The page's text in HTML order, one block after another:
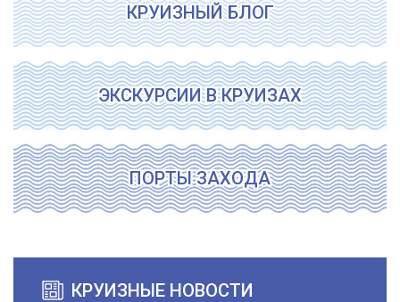
КРУИЗНЫЙ БЛОГ
ЭКСКУРСИИ В КРУИЗАХ
ПОРТЫ ЗАХОДА
КРУИЗНЫЕ НОВОСТИ